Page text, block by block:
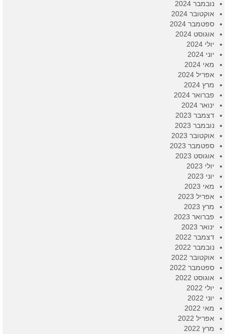
נובמבר 2024
אוקטובר 2024
ספטמבר 2024
אוגוסט 2024
יולי 2024
יוני 2024
מאי 2024
אפריל 2024
מרץ 2024
פברואר 2024
ינואר 2024
דצמבר 2023
נובמבר 2023
אוקטובר 2023
ספטמבר 2023
אוגוסט 2023
יולי 2023
יוני 2023
מאי 2023
אפריל 2023
מרץ 2023
פברואר 2023
ינואר 2023
דצמבר 2022
נובמבר 2022
אוקטובר 2022
ספטמבר 2022
אוגוסט 2022
יולי 2022
יוני 2022
מאי 2022
אפריל 2022
מרץ 2022